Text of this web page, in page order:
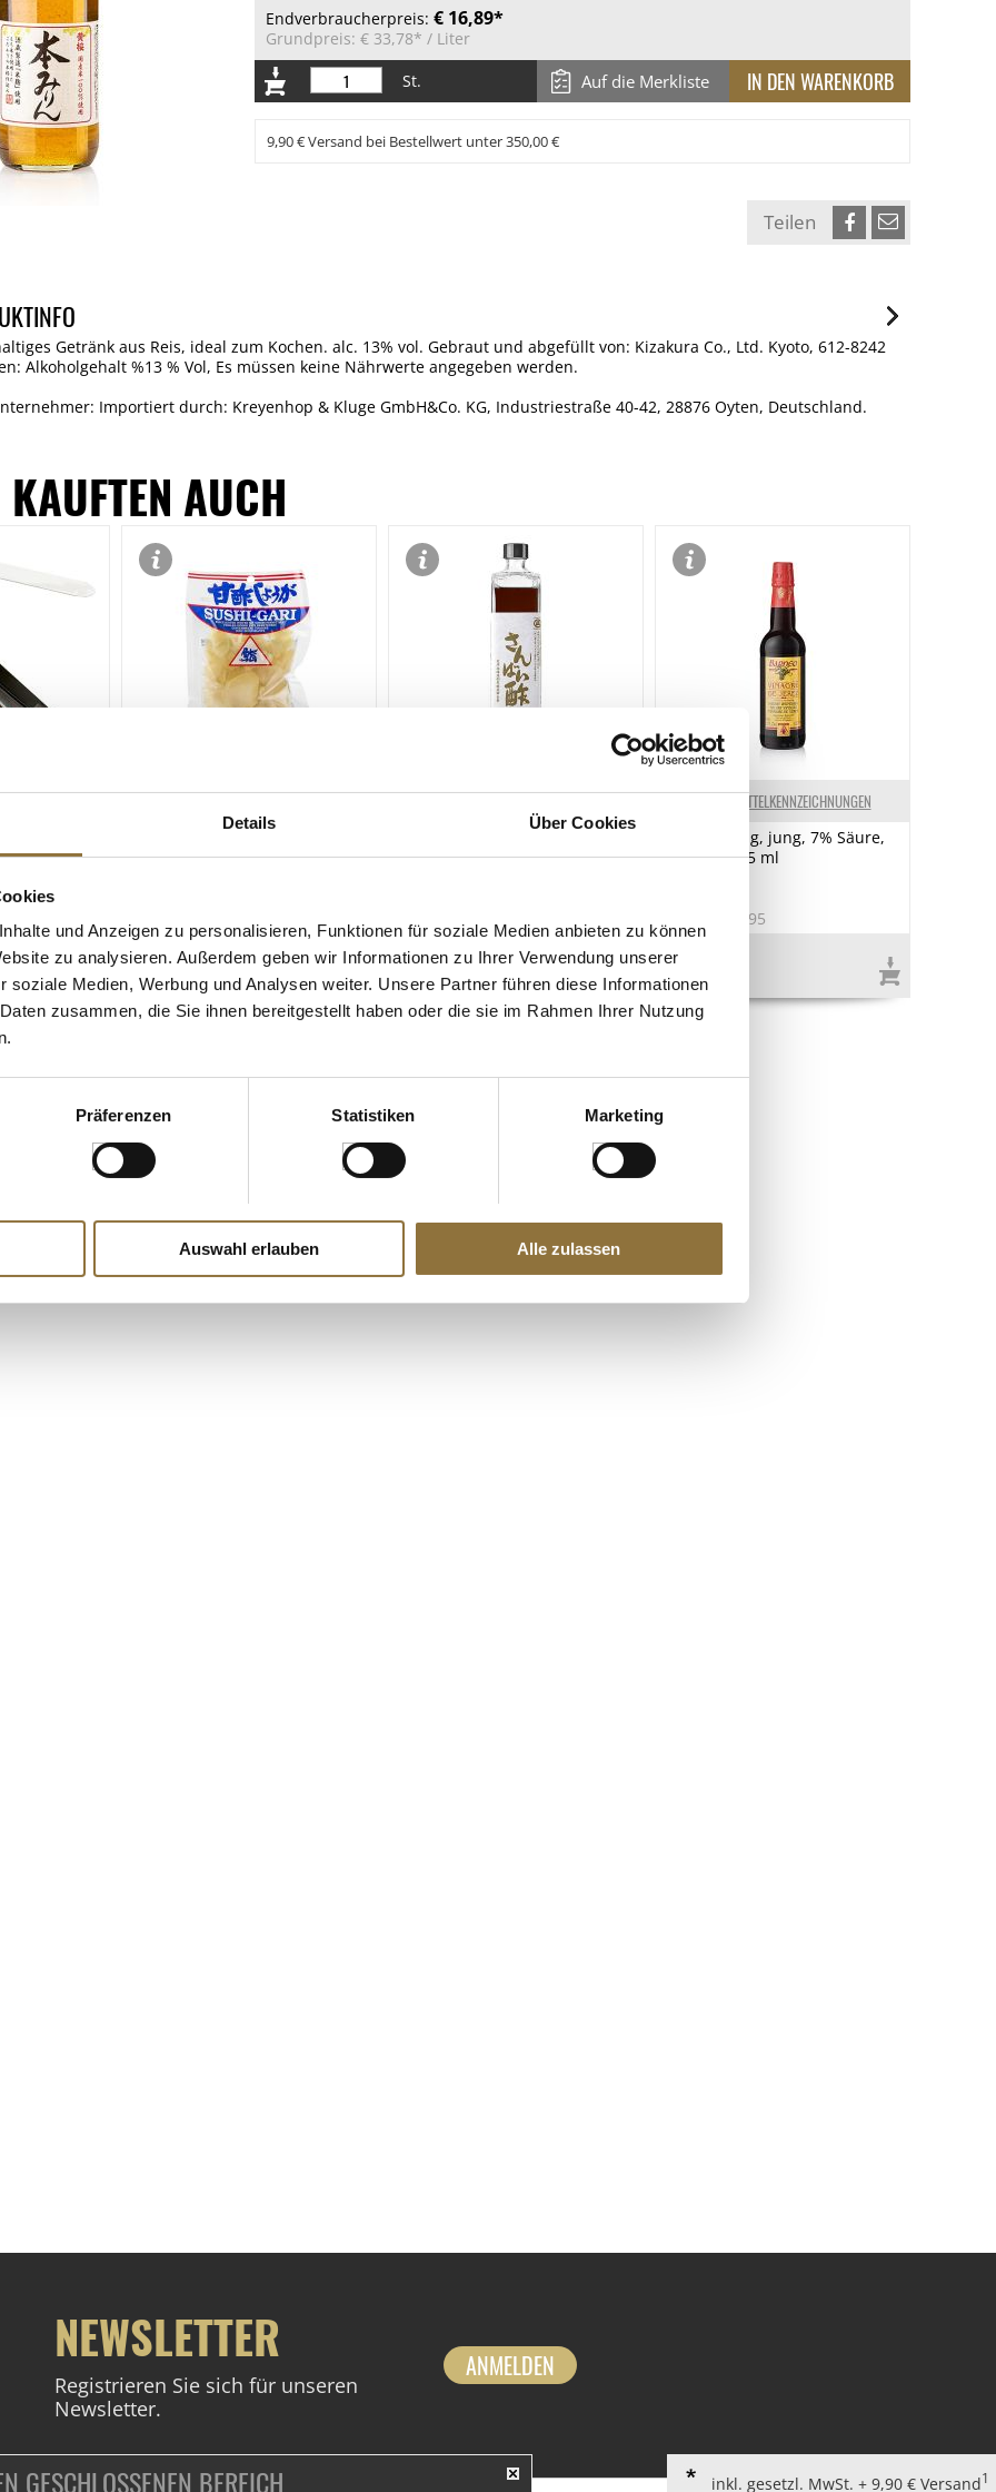
Details Über Cookies
und Anzeigen zu personalisieren, Funktionen für soziale Medien anbieten zu können
zu analysieren. Außerdem geben wir Informationen zu Ihrer Verwendung unserer
soziale Medien, Werbung und Analysen weiter. Unsere Partner führen diese Informationen
zusammen, die Sie ihnen bereitgestellt haben oder die sie im Rahmen Ihrer Nutzung
Präferenzen Statistiken Marketing
Auswahl erlauben Alle zulassen
Endverbraucherpreis: € 16,89*
Grundpreis: € 33,78* / Liter
St.
Auf die Merkliste
9,90 € Versand bei Bestellwert unter 350,00 €
Teilen
Getränk aus Reis, ideal zum Kochen. alc. 13% vol. Gebraut und abgefüllt von: Kizakura Co., Ltd. Kyoto, 612-8242
Alkoholgehalt %13 % Vol, Es müssen keine Nährwerte angegeben werden.
Importiert durch: Kreyenhop & Kluge GmbH&Co. KG, Industriestraße 40-42, 28876 Oyten, Deutschland.
AUCH
DICK, 1
aus Japan, 110 g, ATG 50g
€ 4,82
€ 96,40
(Dashiessig), Marusho, Japan,
Derzeit nicht auf Lager
LEBENSMITTELKENNZEICHNUNGEN
Sherry-Essig, jung, 7% Säure,
Barneo, 375 ml
Art.Nr.:10695
€ 4,99
€ 13,31
NEWSLETTER
Registrieren Sie sich für unseren
Newsletter.
ANMELDEN
GESCHLOSSENEN BEREICH inkl. gesetzl. MwSt. + 9,90 € Versand1